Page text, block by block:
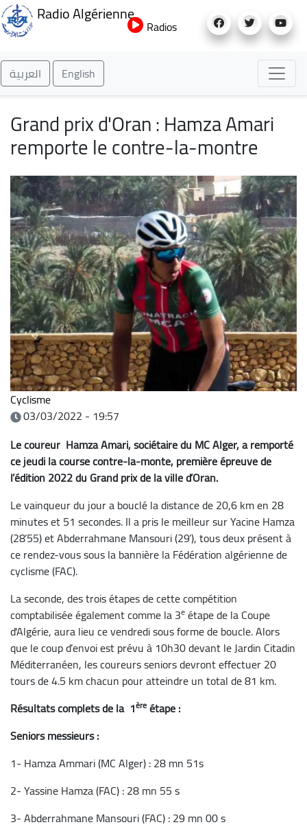
au
Radio Algérienne
Radios
العربية English
Grand prix d'Oran : Hamza Amari
remporte le contre-la-montre
Cyclisme
03/03/2022 - 19:57
Le coureur Hamza Amari, sociétaire du MC Alger, a remporté
ce jeudi la course contre-la-monte, première épreuve de
l’édition 2022 du Grand prix de la ville d’Oran.
Le vainqueur du jour a bouclé la distance de 20,6 km en 28
minutes et 51 secondes. Il a pris le meilleur sur Yacine Hamza
(28’55) et Abderrahmane Mansouri (29’), tous deux présent à
ce rendez-vous sous la bannière la Fédération algérienne de
cyclisme (FAC).
La seconde, des trois étapes de cette compétition
comptabilisée également comme la 3eétape de la Coupe
d'Algérie, aura lieu ce vendredi sous forme de boucle. Alors
que le coup d’envoi est prévu à 10h30 devant le Jardin Citadin
Méditerranéen, les coureurs seniors devront effectuer 20
tours de 4.5 km chacun pour atteindre un total de 81 km.
Résultats complets de la 1èreétape :
Seniors messieurs :
1- Hamza Ammari (MC Alger) : 28 mn 51s
2- Yassine Hamza (FAC) : 28 mn 55 s
3- Abderrahmane Mansouri (FAC) : 29 mn 00 s